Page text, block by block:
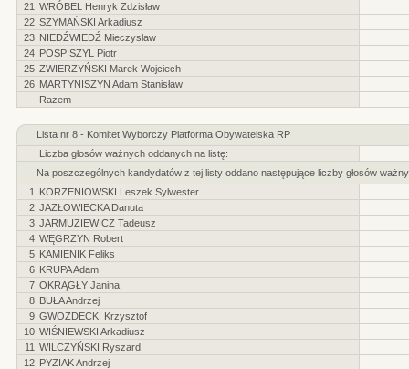
21 WRÓBEL Henryk Zdzisław
22 SZYMAŃSKI Arkadiusz
23 NIEDŹWIEDŹ Mieczysław
24 POSPISZYL Piotr
25 ZWIERZYŃSKI Marek Wojciech
26 MARTYNISZYN Adam Stanisław
Razem
Lista nr 8 - Komitet Wyborczy Platforma Obywatelska RP
Liczba głosów ważnych oddanych na listę:
Na poszczególnych kandydatów z tej listy oddano następujące liczby głosów
1
KORZENIOWSKI Leszek Sylwester
2 JAZŁOWIECKA Danuta
3 JARMUZIEWICZ Tadeusz
4 WĘGRZYN Robert
5 KAMIENIK Feliks
6 KRUPA Adam
7 OKRĄGŁY Janina
8 BUŁA Andrzej
9 GWOZDECKI Krzysztof
10 WIŚNIEWSKI Arkadiusz
11 WILCZYŃSKI Ryszard
12 PYZIAK Andrzej